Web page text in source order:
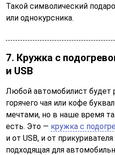
Такой символический
или однокурсника.
7. Кружка с
и USB
Любой автомобилист будет
горячего чая или кофе
мечтами, но в наше время
есть. Это — кружка с
и от USB, и от
подходящая для